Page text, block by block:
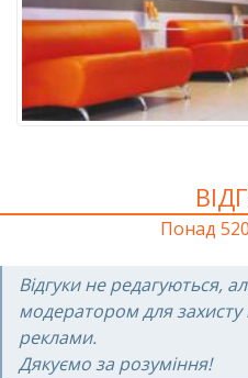
Понад
Відгуки не редагуються,
модератором для захисту
реклами.
Дякуємо за розуміння!